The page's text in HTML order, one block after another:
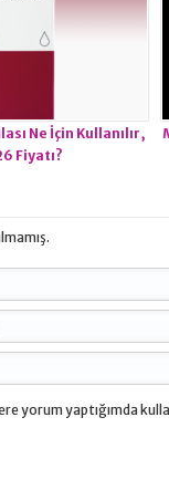
Ne İçin Kullanılır,
Fiyatı?
yorum yaptığımda